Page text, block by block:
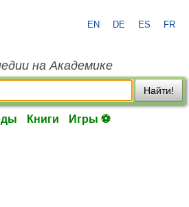
EN DE ES FR
на Академике
Найти!
Книги Игры ⚽